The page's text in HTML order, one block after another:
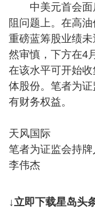
中美元首会面
阻问题上。在高
重磅蓝筹股业绩
然审慎，下方在4
在该水平可开始
体股份。笔者为
有财务权益。
天风国际
笔者为证监会持牌
李伟杰
↓立即下载星岛头